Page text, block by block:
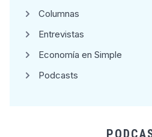
Columnas
Entrevistas
Economía en Simple
Podcasts